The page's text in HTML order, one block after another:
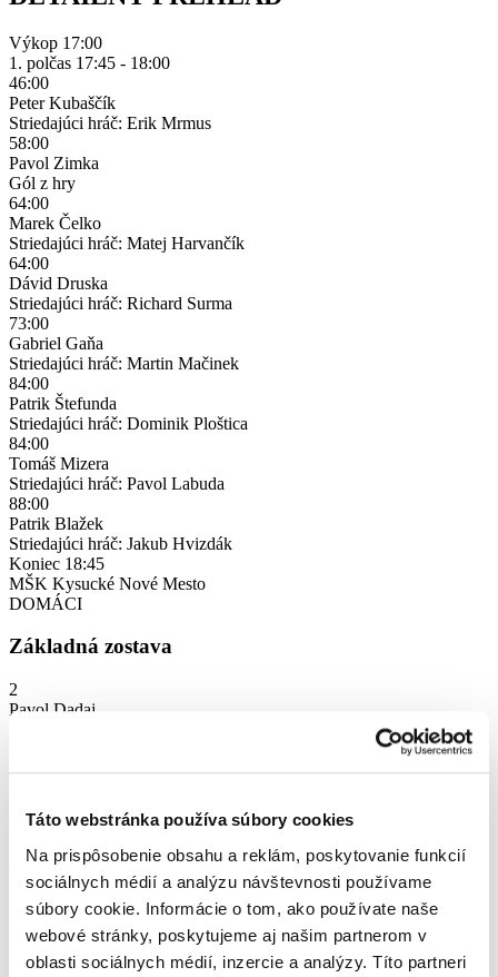
Táto webstránka používa súbory cookies
Na prispôsobenie obsahu a reklám, poskytovanie funkcií
sociálnych médií a analýzu návštevnosti používame
súbory cookie. Informácie o tom, ako používate naše
webové stránky, poskytujeme aj našim partnerom v
oblasti sociálnych médií, inzercie a analýzy. Títo partneri
Výkop 17:00
1. polčas 17:45 - 18:00
46:00
Peter Kubaščík
Striedajúci hráč: Erik Mrmus
58:00
Pavol Zimka
Gól z hry
64:00
Marek Čelko
Striedajúci hráč: Matej Harvančík
64:00
Dávid Druska
Striedajúci hráč: Richard Surma
73:00
Gabriel Gaňa
Striedajúci hráč: Martin Mačinek
84:00
Patrik Štefunda
Striedajúci hráč: Dominik Ploštica
84:00
Tomáš Mizera
Striedajúci hráč: Pavol Labuda
88:00
Patrik Blažek
Striedajúci hráč: Jakub Hvizdák
Koniec 18:45
MŠK Kysucké Nové Mesto
DOMÁCI
Základná zostava
2
Pavol Dadaj
8
Tomáš Mizera
Tomáš Brodňan
14
Lukáš Martinček
10
18